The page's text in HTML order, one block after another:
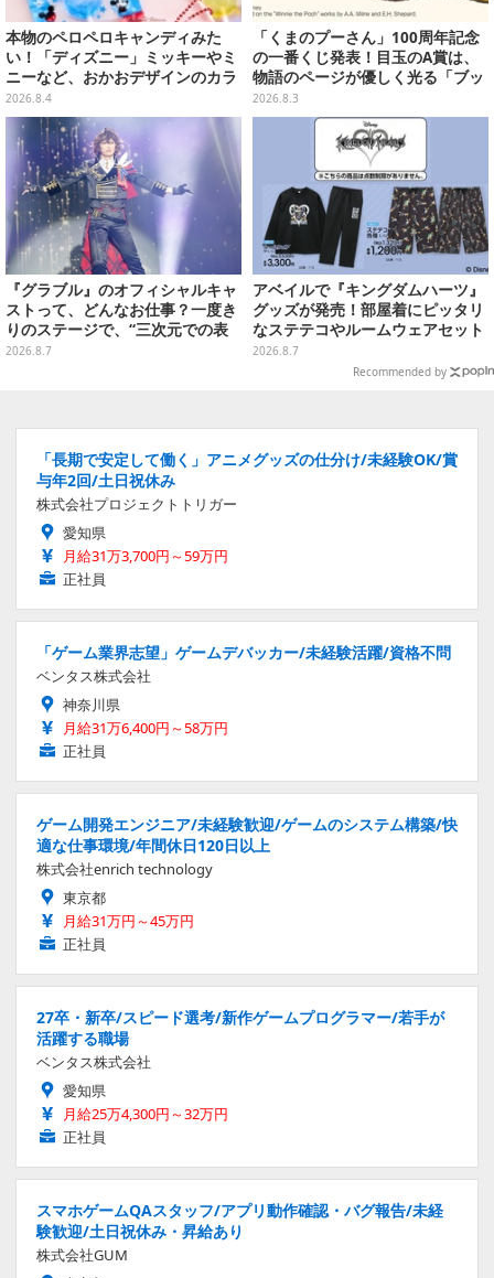
本物のペロペロキャンディみた
い！「ディズニー」ミッキーやミ
ニーなど、おかおデザインのカラ
フルチャーム全10種が8月31日発
売
2026.8.4
「くまのプーさん」100周年記念
の一番くじ発表！目玉のA賞は、
物語のページが優しく光る「ブッ
クシェイプドライト」
2026.8.3
『グラブル』のオフィシャルキャ
ストって、どんなお仕事？一度き
りのステージで、“三次元での表
現”に全力を懸けるキャスト陣の
2026.8.7
アベイルで『キングダムハーツ』
グッズが発売！部屋着にピッタリ
なステテコやルームウェアセット
2026.8.7
Recommended by
「長期で安定して働く」アニメグッズの仕分け/未経験OK/賞
与年2回/土日祝休み
株式会社プロジェクトトリガー
愛知県
月給31万3,700円～59万円
正社員
「ゲーム業界志望」ゲームデバッカー/未経験活躍/資格不問
ベンタス株式会社
神奈川県
月給31万6,400円～58万円
正社員
ゲーム開発エンジニア/未経験歓迎/ゲームのシステム構築/快
適な仕事環境/年間休日120日以上
株式会社enrich technology
東京都
月給31万円～45万円
正社員
27卒・新卒/スピード選考/新作ゲームプログラマー/若手が
活躍する職場
ベンタス株式会社
愛知県
月給25万4,300円～32万円
正社員
スマホゲームQAスタッフ/アプリ動作確認・バグ報告/未経
験歓迎/土日祝休み・昇給あり
株式会社GUM